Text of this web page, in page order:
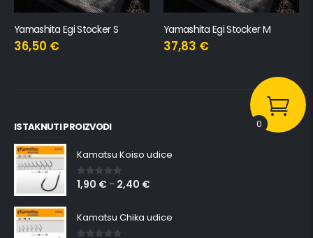
Yamashita Egi Stocker S
36,50 €
Yamashita Egi Stocker M
37,83 €
ISTAKNUTI PROIZVODI
Kamatsu Koiso udice
0 out of 5
1,90 € – 2,40 €
Kamatsu Chika udice
0